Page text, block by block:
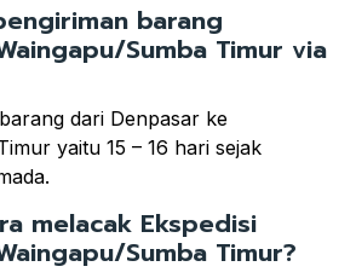
barang
Sumba Timur via
dari Denpasar ke
yaitu 15 – 16 hari sejak
melacak Ekspedisi
Sumba Timur?